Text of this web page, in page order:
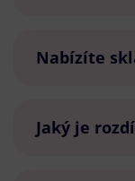
Nabízíte
Jaký je